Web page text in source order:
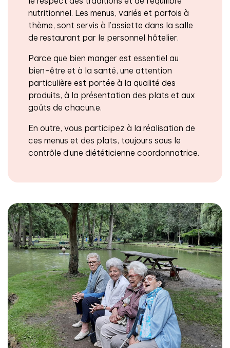
nutritionnel. Les menus, variés et parfois à
thème, sont servis à l’assiette dans la salle
de restaurant par le personnel hôtelier.
Parce que bien manger est essentiel au
bien-être et à la santé, une attention
particulière est portée à la qualité des
produits, à la présentation des plats et aux
goûts de chacun.e.
En outre, vous participez à la réalisation de
ces menus et des plats, toujours sous le
contrôle d’une diététicienne coordonnatrice.